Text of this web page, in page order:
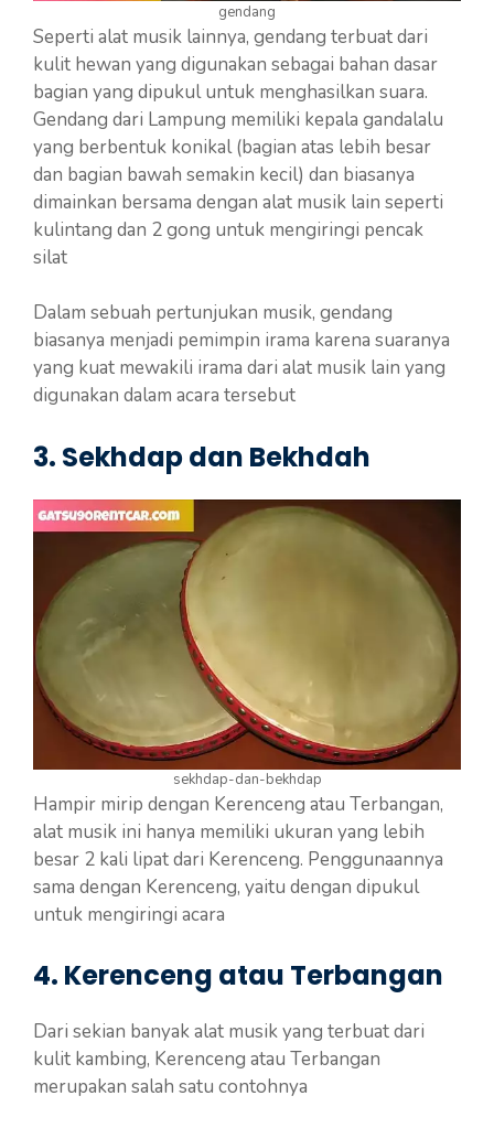
gendang
Seperti alat musik lainnya, gendang terbuat dari
kulit hewan yang digunakan sebagai bahan dasar
bagian yang dipukul untuk menghasilkan suara.
Gendang dari Lampung memiliki kepala gandalalu
yang berbentuk konikal (bagian atas lebih besar
dan bagian bawah semakin kecil) dan biasanya
dimainkan bersama dengan alat musik lain seperti
kulintang dan 2 gong untuk mengiringi pencak
silat
Dalam sebuah pertunjukan musik, gendang
biasanya menjadi pemimpin irama karena suaranya
yang kuat mewakili irama dari alat musik lain yang
digunakan dalam acara tersebut
3. Sekhdap dan Bekhdah
sekhdap-dan-bekhdap
Hampir mirip dengan Kerenceng atau Terbangan,
alat musik ini hanya memiliki ukuran yang lebih
besar 2 kali lipat dari Kerenceng. Penggunaannya
sama dengan Kerenceng, yaitu dengan dipukul
untuk mengiringi acara
4. Kerenceng atau Terbangan
Dari sekian banyak alat musik yang terbuat dari
kulit kambing, Kerenceng atau Terbangan
merupakan salah satu contohnya